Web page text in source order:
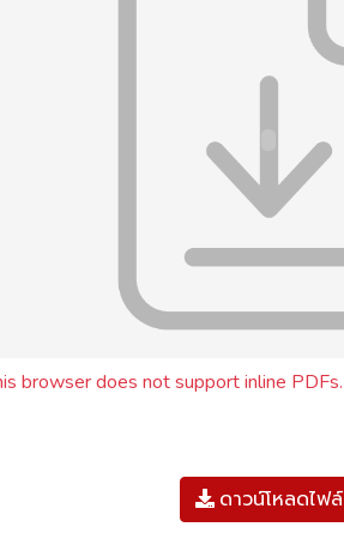
browser does not support inline
ดาวน์โหลดไฟล์